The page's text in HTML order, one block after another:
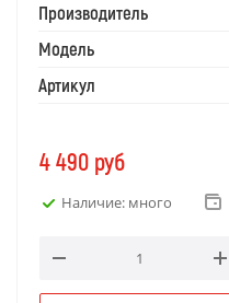
Производитель
Модель
Артикул
4 490 руб
Наличие: много